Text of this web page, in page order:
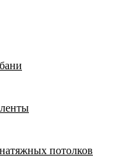
потолков